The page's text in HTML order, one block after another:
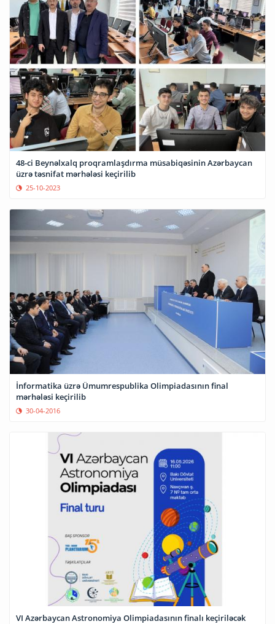
48-ci Beynəlxalq proqramlaşdırma müsabiqəsinin Azərbaycan
üzrə təsnifat mərhələsi keçirilib
25-10-2023
İnformatika üzrə Ümumrespublika Olimpiadasının final
mərhələsi keçirilib
30-04-2016
VI Azərbaycan Astronomiya Olimpiadasının finalı keçiriləcək